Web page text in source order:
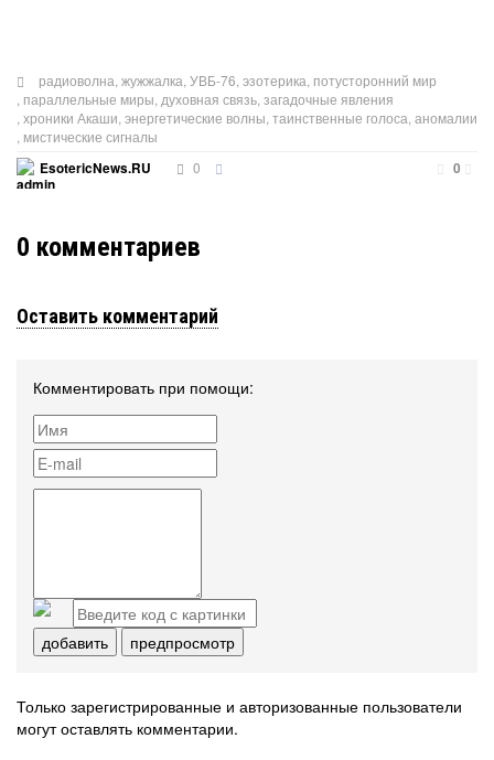
радиоволна жужжалка УВБ-76 эзотерика потусторонний мир
параллельные миры духовная связь загадочные явления
хроники Акаши энергетические волны таинственные голоса аномалии
мистические сигналы
EsotericNews.RU
0 0
0 комментариев
Оставить комментарий
Комментировать при помощи:
добавить предпросмотр
Только зарегистрированные и авторизованные пользователи
могут оставлять комментарии.